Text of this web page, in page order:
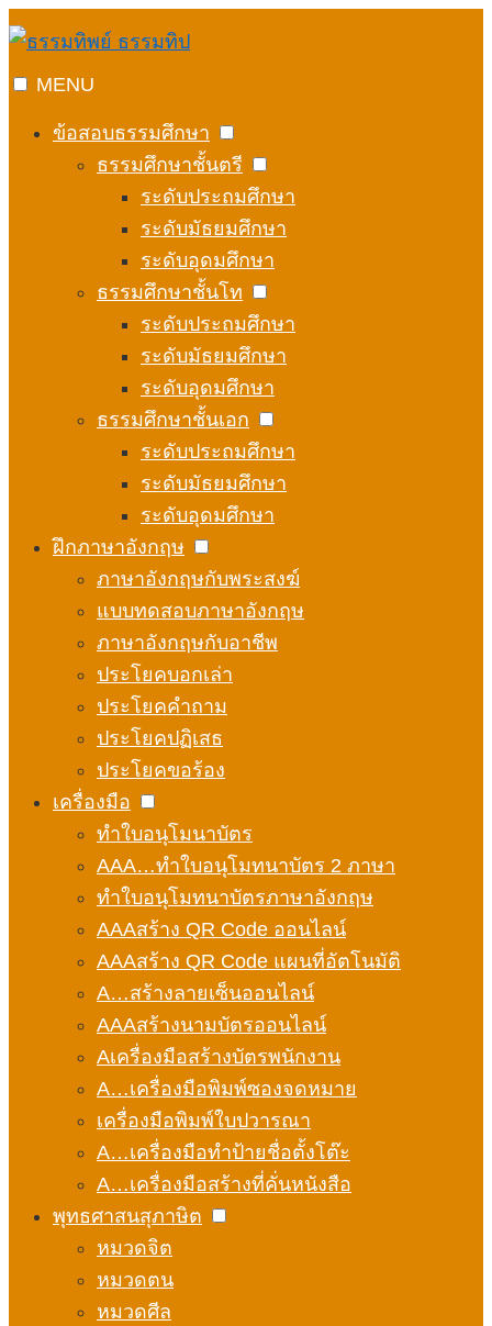
to
MENU
ข้อสอบธรรมศึกษา
ธรรมศึกษาชั้นตรี
ระดับประถมศึกษา
ระดับมัธยมศึกษา
ระดับอุดมศึกษา
ธรรมศึกษาชั้นโท
ระดับประถมศึกษา
ระดับมัธยมศึกษา
ระดับอุดมศึกษา
ธรรมศึกษาชั้นเอก
ระดับประถมศึกษา
ระดับมัธยมศึกษา
ระดับอุดมศึกษา
ฝึกภาษาอังกฤษ
ภาษาอังกฤษกับพระสงฆ์
แบบทดสอบภาษาอังกฤษ
ภาษาอังกฤษกับอาชีพ
ประโยคบอกเล่า
ประโยคคำถาม
ประโยคปฏิเสธ
ประโยคขอร้อง
เครื่องมือ
ทำใบอนุโมนาบัตร
AAA…ทำใบอนุโมทนาบัตร 2 ภาษา
ทำใบอนุโมทนาบัตรภาษาอังกฤษ
AAAสร้าง QR Code ออนไลน์
AAAสร้าง QR Code แผนที่อัตโนมัติ
A…สร้างลายเซ็นออนไลน์
AAAสร้างนามบัตรออนไลน์
Aเครื่องมือสร้างบัตรพนักงาน
A…เครื่องมือพิมพ์ซองจดหมาย
เครื่องมือพิมพ์ใบปวารณา
A…เครื่องมือทำป้ายชื่อตั้งโต๊ะ
A…เครื่องมือสร้างที่คั่นหนังสือ
พุทธศาสนสุภาษิต
หมวดจิต
หมวดตน
หมวดศีล